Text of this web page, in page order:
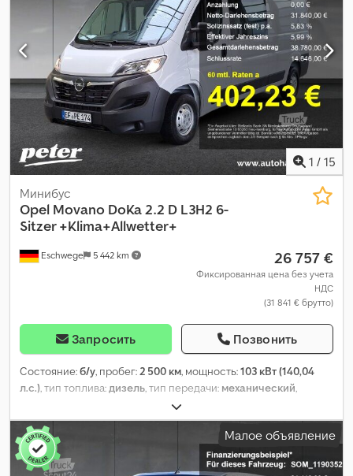
грузового отсека: 4 403 мм, ширина пространства для
загрузки:
1 921 мм , высота грузового отсека:1 825 мм
, Год
выпуска:
2025, Оборудование:ABS, гарантия на
подержанные транспортные средства, гидроусилитель
руля, кондиционер, круиз-контроль, парктроники, подушка
безопасности, противотуманные фары, раздвижная дверь,
сажевый фильтр, система иммобилайзера, система
контроля тяги, центральный замок, электронная программа
стабилизации (ESP)
1 / 15
Eschwege 5 442 km
Минибус
Opel Movano DoKa 2.2 D L3H2 6-
Sitzer +Klima+Allwetter+
26 757 €
Фиксированная цена без учета
НДС
(31 841 € брутто)
Запросить Позвонить
Состояние:б/у, пробег:2 500 км, мощность:103 кВт (140,04
л.с.), тип топлива:дизель, тип передачи: механический,
, общий вес:
вес:2 080 кг, максимальная грузоподъёмность:1 420 кг,
первая регистрация:
, следующая проверка (TÜV):
02/2028, длина грузового отсека: 5 998 мм, ширина
пространства для загрузки:2 050 мм, высота грузового
Малое объявление